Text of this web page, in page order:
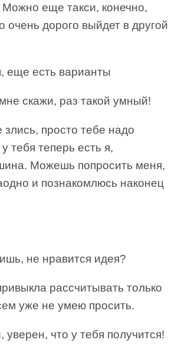
еще такси, конечно,
очень дорого выйдет в другой
еще есть варианты
скажи, раз такой умный!
просто тебе надо
тебя теперь есть я,
Можешь попросить меня,
и познакомлюсь наконец
не нравится идея?
рассчитывать только
уже не умею просить.
что у тебя получится!